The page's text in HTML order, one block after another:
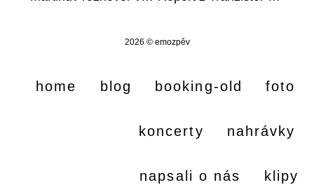
2026 © emozpěv
home blog booking-old foto
koncerty nahrávky
napsali o nás klipy